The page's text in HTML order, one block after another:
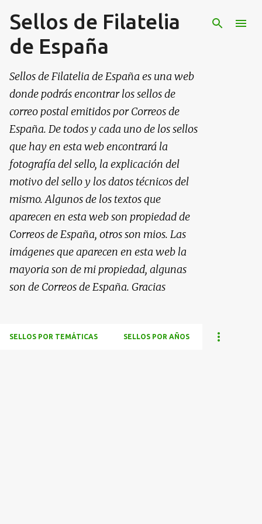
Ir al contenido principal
Sellos de Filatelia
de España
Sellos de Filatelia de España es una web
donde podrás encontrar los sellos de
correo postal emitidos por Correos de
España. De todos y cada uno de los sellos
que hay en esta web encontrará la
fotografía del sello, la explicación del
motivo del sello y los datos técnicos del
mismo. Algunos de los textos que
aparecen en esta web son propiedad de
Correos de España, otros son mios. Las
imágenes que aparecen en esta web la
mayoria son de mi propiedad, algunas
son de Correos de España. Gracias
SELLOS POR TEMÁTICAS SELLOS POR AÑOS